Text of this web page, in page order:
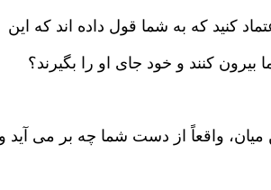
کنید که به شما قول داده اند که این
بیرون کنند و خود جای او را بگیرند؟
میان، واقعاً از دست شما چه بر می آید